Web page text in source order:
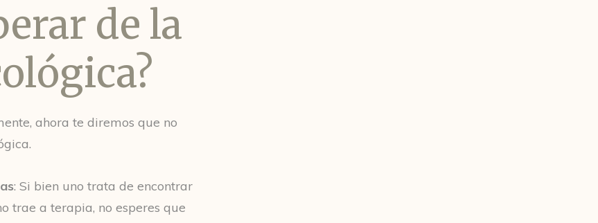
de la
ahora te diremos que no
: Si bien uno trata de encontrar
trae a terapia, no esperes que